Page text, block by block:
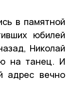
в памятной
юбилей
Николай
на танец. И
адрес вечно